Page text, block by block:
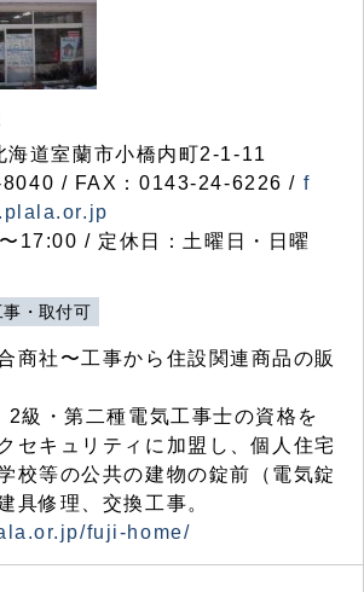
道室蘭市小橋内町2-1-11
/ FAX：0143-24-6226 / f
17:00 / 定休日：土曜日・日曜
事・取付可
商社〜工事から住設関連商品の販
2級・第二種電気工事士の資格を
セキュリティに加盟し、個人住宅
校等の公共の建物の錠前（電気錠
具修理、交換工事。
fuji-home/